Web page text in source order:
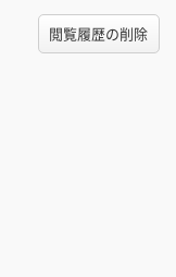
閲覧履歴の削除